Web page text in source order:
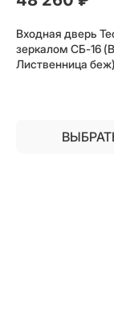
Входная дверь
зеркалом СБ-16
Лиственница